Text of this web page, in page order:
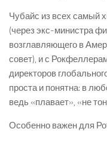
Чубайс из всех самый
(через экс-министра
возглавляющего в
совет), и с
директоров
проста и понятна: в
ведь «плавает», «не
Особенно важен для